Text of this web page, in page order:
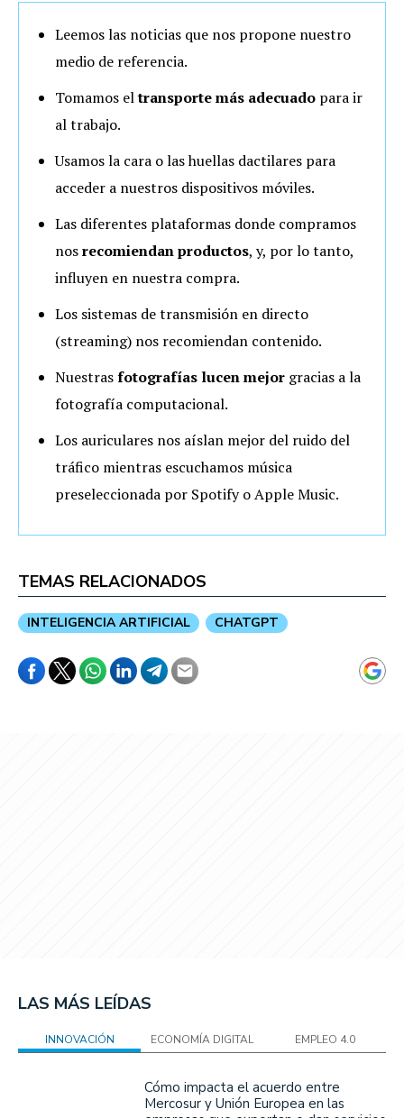
Leemos las noticias que nos propone nuestro
medio de referencia.
Tomamos eltransporte más adecuado para ir
al trabajo.
Usamos la cara o las huellas dactilares para
acceder a nuestros dispositivos móviles.
Las diferentes plataformas donde compramos
nosrecomiendan productos, y, por lo tanto,
influyen en nuestra compra.
Los sistemas de transmisión en directo
(streaming) nos recomiendan contenido.
Nuestrasfotografías lucen mejor gracias a la
fotografía computacional.
Los auriculares nos aíslan mejor del ruido del
tráfico mientras escuchamos música
preseleccionada por Spotify o Apple Music.
TEMAS RELACIONADOS
INTELIGENCIA ARTIFICIAL CHATGPT
LAS MÁS LEÍDAS
INNOVACIÓN ECONOMÍA DIGITAL EMPLEO 4.0
Cómo impacta el acuerdo entre
Mercosur y Unión Europea en las